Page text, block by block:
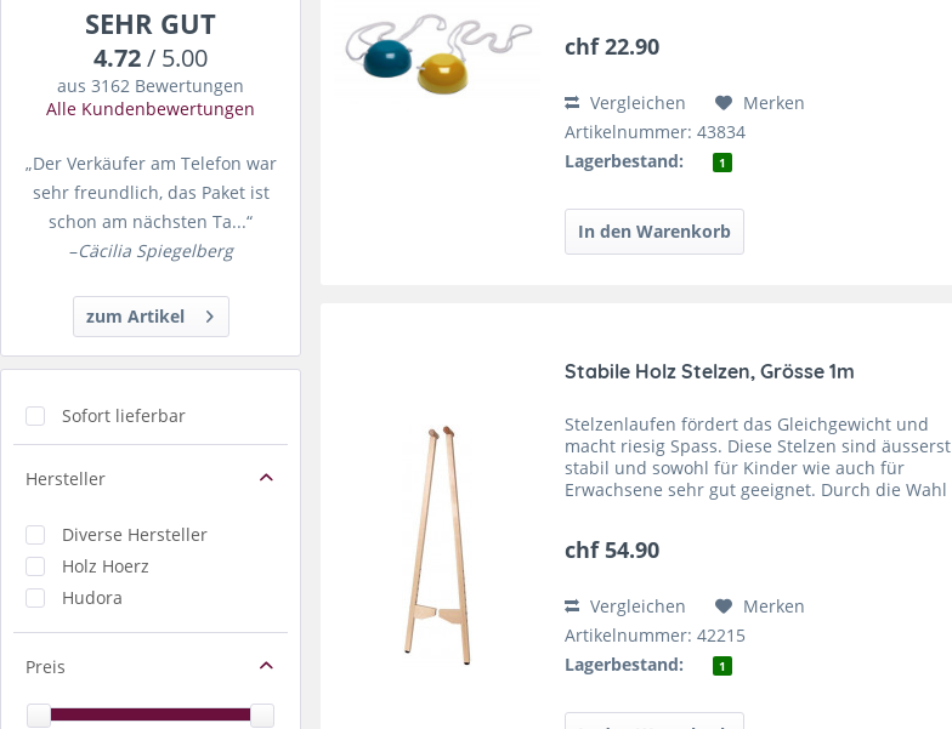
SEHR GUT
4.72/ 5.00
aus 3162 Bewertungen
Alle Kundenbewertungen
„Der Verkäufer am Telefon war
sehr freundlich, das Paket ist
schon am nächsten Ta...“
–Cäcilia Spiegelberg
zum Artikel
Sofort lieferbar
Hersteller
Diverse Hersteller
Holz Hoerz
Hudora
Preis
chf 22.90
Vergleichen
Merken
Artikelnummer: 43834
Lagerbestand:
1
Stabile Holz Stelzen, Grösse 1m
Stelzenlaufen fördert das Gleichgewicht und
macht riesig Spass. Diese Stelzen sind äusserst
stabil und sowohl für Kinder wie auch für
Erwachsene sehr gut geeignet. Durch die Wahl
chf 54.90
Vergleichen
Merken
Artikelnummer: 42215
Lagerbestand:
1